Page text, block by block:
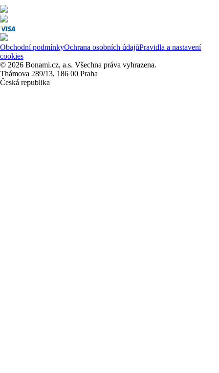
Obchodní podmínkyOchrana osobních údajůPravidla a nastavení
cookies
© 2026 Bonami.cz, a.s. Všechna práva vyhrazena.
Thámova 289/13, 186 00 Praha
Česká republika